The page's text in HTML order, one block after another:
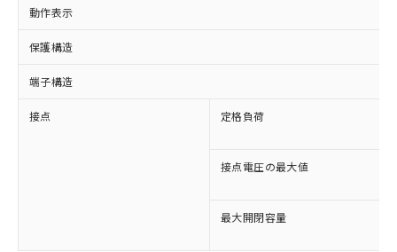
動作表示
保護構造
端子構造
接点 定格負荷
接点電圧の最大値
最大開閉容量